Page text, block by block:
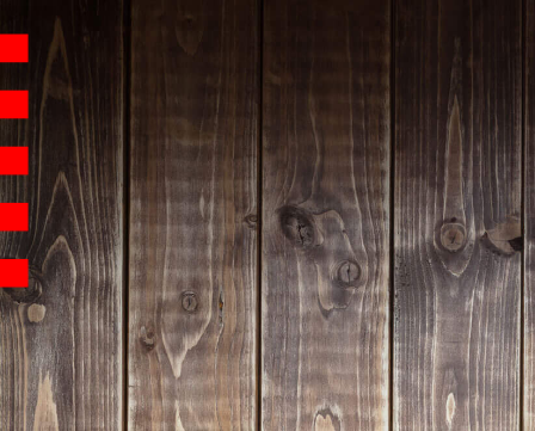
Homepage |
Impressum
Datenschutz